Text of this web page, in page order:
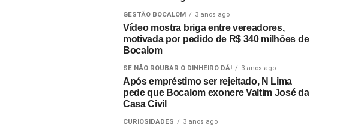
GESTÃO BOCALOM 3 anos ago
Vídeo mostra briga entre vereadores,
motivada por pedido de R$ 340 milhões de
Bocalom
SE NÃO ROUBAR O DINHEIRO DÁ! 3 anos ago
Após empréstimo ser rejeitado, N Lima
pede que Bocalom exonere Valtim José da
Casa Civil
CURIOSIDADES 3 anos ago